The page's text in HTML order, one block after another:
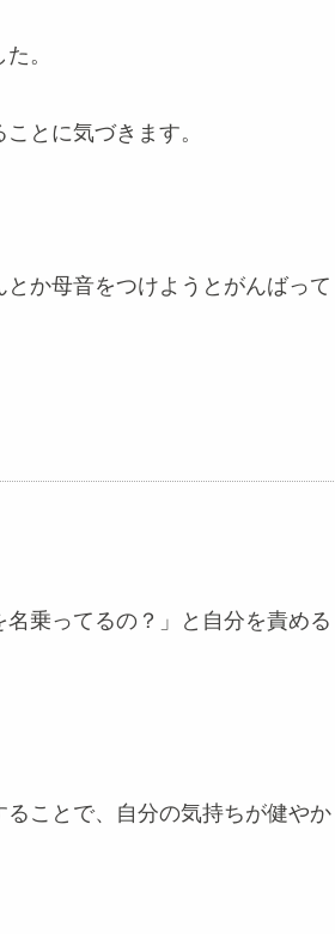
。
ことに気づきます。
か母音をつけようとがんばって
乗ってるの？」と自分を責める
ことで、自分の気持ちが健やか